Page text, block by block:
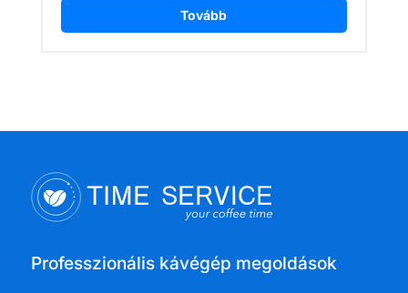
Tovább
Professzionális kávégép megoldások